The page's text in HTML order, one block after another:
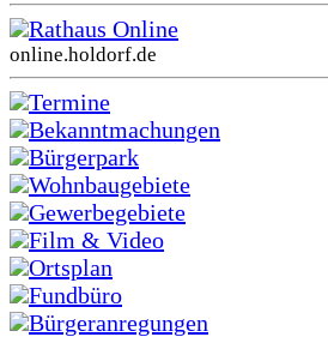
Rathaus Online
online.holdorf.de
Termine
Bekanntmachungen
Bürgerpark
Wohnbaugebiete
Gewerbegebiete
Film & Video
Ortsplan
Fundbüro
Bürgeranregungen